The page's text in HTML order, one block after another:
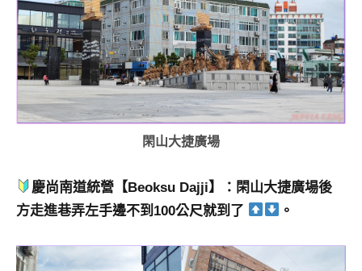
及
旅
遊
雜
誌
專
欄、
局
合
達
人
閑山大捷廣場
慶尚南道統營【Beoksu Dajji】：閑山大捷廣場後
方走進巷弄左手邊不到100公尺就到了
。